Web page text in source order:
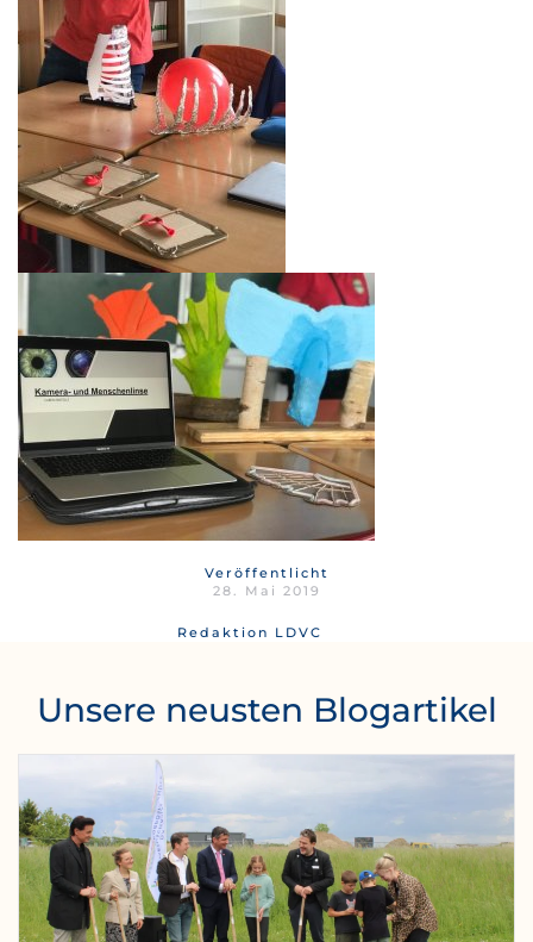
Veröffentlicht
28. Mai 2019
Redaktion LDVC
Unsere neusten Blogartikel